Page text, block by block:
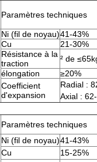
Paramètres techniques
Ni (fil de noyau)41-43%
Cu
21-30%
Résistance à la
traction
² de
élongation
≥20%
Coefficient
d'expansion
Radial :
Axial :
Paramètres techniques
Ni (fil de noyau)41-43%
Cu
15-25%